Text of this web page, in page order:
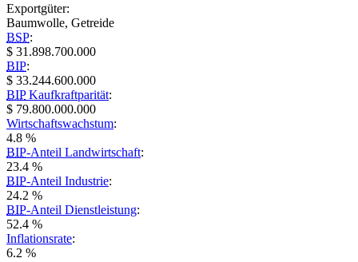
Exportgüter:
Baumwolle, Getreide
BSP:
$ 31.898.700.000
BIP:
$ 33.244.600.000
BIPKaufkraftparität:
$ 79.800.000.000
Wirtschaftswachstum:
4.8 %
BIP-Anteil Landwirtschaft:
23.4 %
BIP-Anteil Industrie:
24.2 %
BIP-Anteil Dienstleistung:
52.4 %
Inflationsrate:
6.2 %